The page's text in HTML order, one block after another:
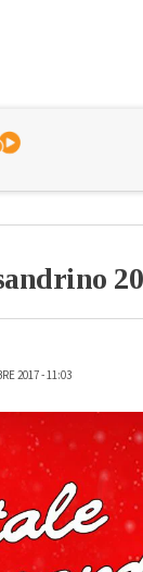
2017 - 11:03